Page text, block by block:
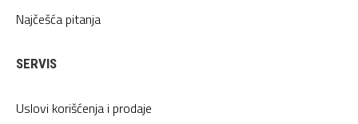
Najčešća pitanja
SERVIS
Uslovi korišćenja i prodaje